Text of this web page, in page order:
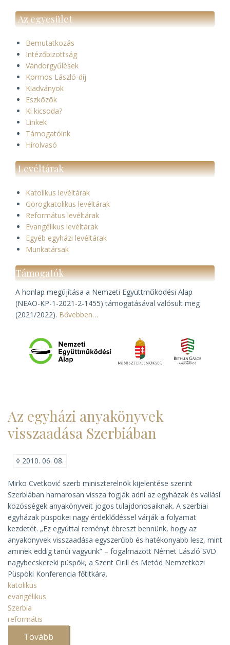
Az egyesület
Bemutatkozás
Intézőbizottság
Vándorgyűlések
Kormos László-díj
Kiadványok
Eszközök
Ki kicsoda?
Linkek
Támogatóink
Hírolvasó
Levéltárak
Katolikus levéltárak
Görögkatolikus levéltárak
Református levéltárak
Evangélikus levéltárak
Egyéb egyházi levéltárak
Munkatársak
Támogatók
A honlap megújítása a Nemzeti Együttműködési Alap
(NEAO-KP-1-2021-2-1455) támogatásával valósult meg
(2021/2022). Bővebben…
Az egyházi anyakönyvek
visszaadása Szerbiában
◊ 2010. 06. 08.
Mirko Cvetković szerb miniszterelnök kijelentése szerint
Szerbiában hamarosan vissza fogják adni az egyházak és vallási
közösségek anyakönyveit jogos tulajdonosaiknak. A szerbiai
egyházak püspökei nagy érdeklődéssel várják a folyamat
kezdetét. „Ez egyúttal reményt ébreszt bennünk, hogy az
anyakönyvek visszaadása egyszerűbb és hatékonyabb lesz, mint
aminek eddig tanúi vagyunk” – fogalmazott Német László SVD
nagybecskereki püspök, a Szent Cirill és Metód Nemzetközi
Püspöki Konferencia főtitkára.
katolikus
evangélikus
Szerbia
reformátis
Tovább